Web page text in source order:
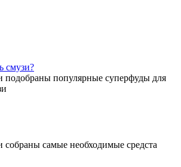
смузи?
подобраны популярные суперфуды для
самые необходимые средста